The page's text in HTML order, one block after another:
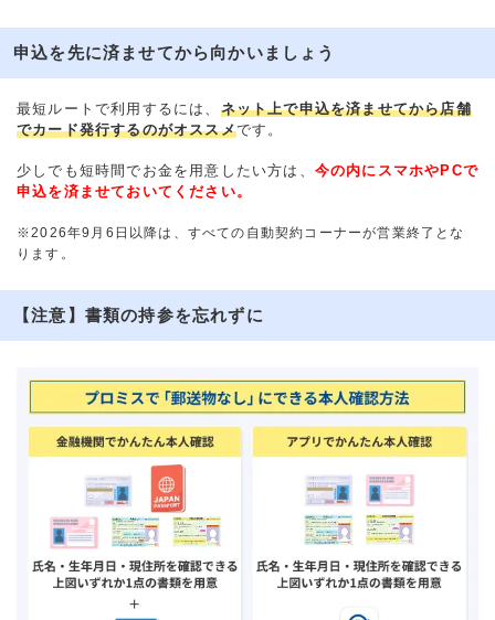
申込を先に済ませてから向かいましょう
最短ルートで利用するには、 ネット上で申込を済ませてから店舗
でカード発行するのがオススメです。
少しでも短時間でお金を用意したい方は、 今の内にスマホやPCで
申込を済ませておいてください。
※2026年9月6日以降は、すべての自動契約コーナーが営業終了とな
ります。
【注意】書類の持参を忘れずに